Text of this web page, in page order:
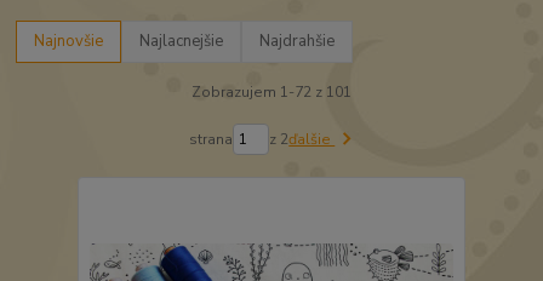
Najnovšie Najlacnejšie Najdrahšie
Zobrazujem 1-72 z 101
strana z 2ďalšie